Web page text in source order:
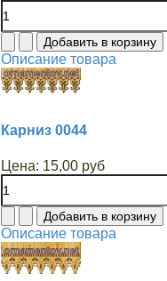
Описание товара
Карниз 0044
Цена: 15,00 руб
Описание товара